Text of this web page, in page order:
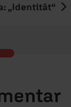
„Identität“